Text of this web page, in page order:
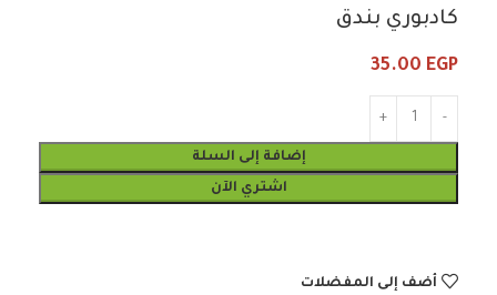
كادبوري بندق
35.00 EGP
إضافة إلى السلة
اشتري الآن
أضف إلى المفضلات